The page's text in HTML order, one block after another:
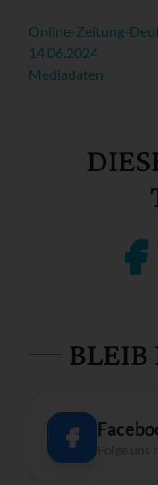
Online-Zeitung-
14.06.2024
Mediadaten
BLEIB